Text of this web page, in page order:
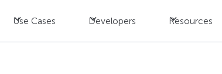
Use Cases Developers Resources